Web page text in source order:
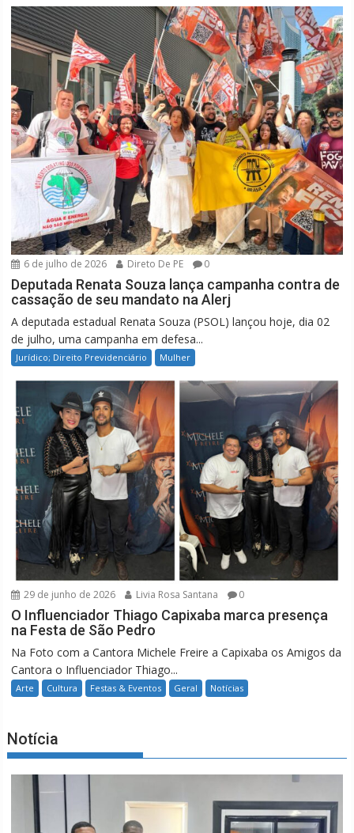
6 de julho de 2026 Direto De PE 0
Deputada Renata Souza lança campanha contra de
cassação de seu mandato na Alerj
A deputada estadual Renata Souza (PSOL) lançou hoje, dia 02
de julho, uma campanha em defesa...
Jurídico; Direito Previdenciário Mulher
29 de junho de 2026 Livia Rosa Santana 0
O Influenciador Thiago Capixaba marca presença
na Festa de São Pedro
Na Foto com a Cantora Michele Freire a Capixaba os Amigos da
Cantora o Influenciador Thiago...
Arte Cultura Festas & Eventos Geral Notícias
Notícia